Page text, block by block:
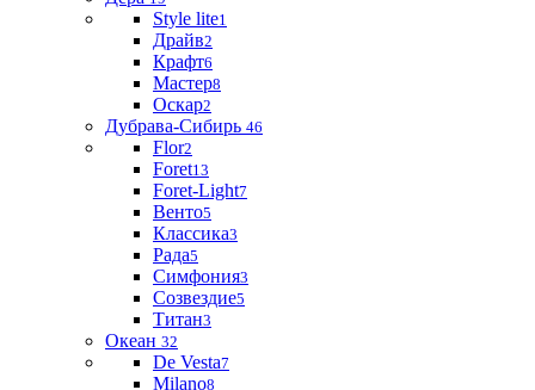
Style lite1
Драйв2
Крафт6
Мастер8
Оскар2
Дубрава-Сибирь 46
Flor2
Foret13
Foret-Light7
Венто5
Классика3
Рада5
Симфония3
Созвездие5
Титан3
Океан 32
De Vesta7
Milano8